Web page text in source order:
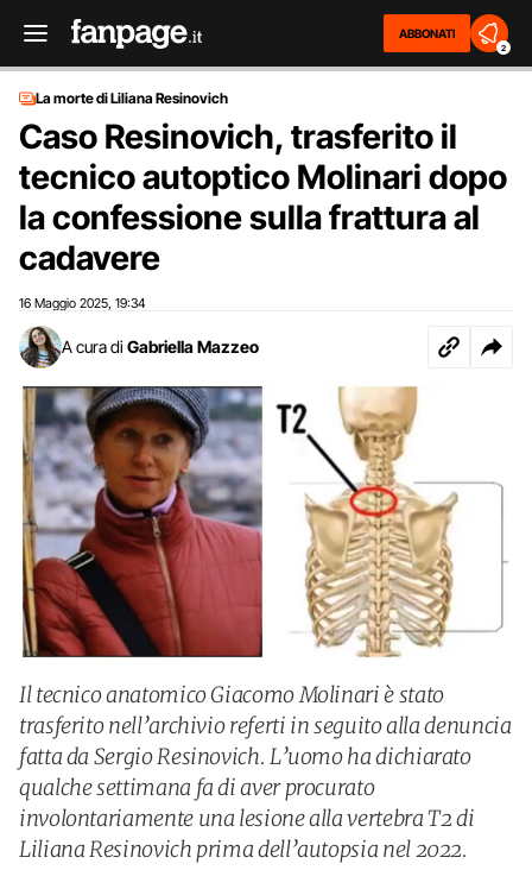
ABBONATI
2
La morte di Liliana Resinovich
Caso Resinovich, trasferito il
tecnico autoptico Molinari dopo
la confessione sulla frattura al
cadavere
16 Maggio 2025 19:34
A cura di Gabriella Mazzeo
Il tecnico anatomico Giacomo Molinari è stato
trasferito nell’archivio referti in seguito alla denuncia
fatta da Sergio Resinovich. L’uomo ha dichiarato
qualche settimana fa di aver procurato
involontariamente una lesione alla vertebra T2 di
Liliana Resinovich prima dell’autopsia nel 2022.